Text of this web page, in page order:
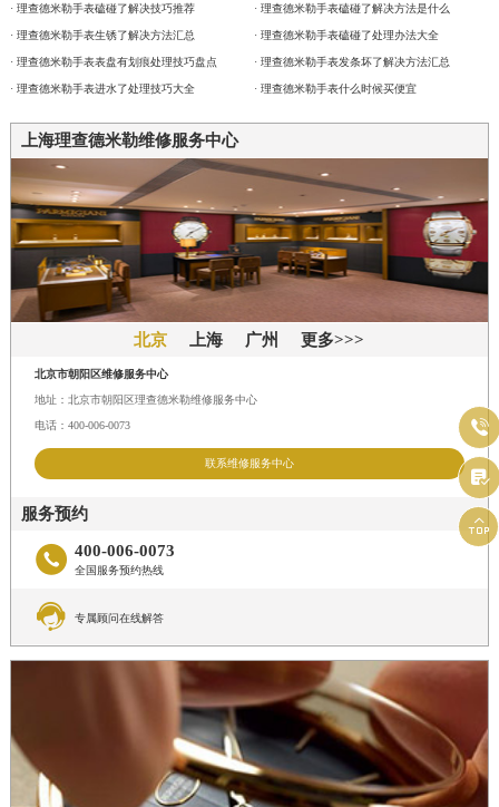
· 理查德米勒手表磕碰了解决技巧推荐
· 理查德米勒手表生锈了解决方法汇总
· 理查德米勒手表表盘有划痕处理技巧盘点
· 理查德米勒手表进水了处理技巧大全
· 理查德米勒手表磕碰了解决方法是什么
· 理查德米勒手表磕碰了处理办法大全
· 理查德米勒手表发条坏了解决方法汇总
· 理查德米勒手表什么时候买便宜
上海理查德米勒维修服务中心
北京 上海 广州 更多>>>
北京市朝阳区维修服务中心
地址：北京市朝阳区理查德米勒维修服务中心
电话：400-006-0073
联系维修服务中心
服务预约
 400-006-0073
全国服务预约热线
 专属顾问在线解答


